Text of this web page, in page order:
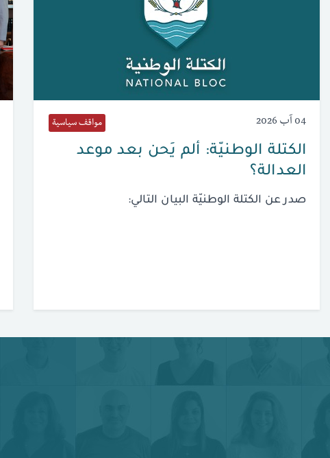
04 آب 2026 مواقف سياسية
الكتلة الوطنيّة: ألم يَحن بعد موعد
العدالة؟
صدر عن الكتلة الوطنيّة البيان التالي: